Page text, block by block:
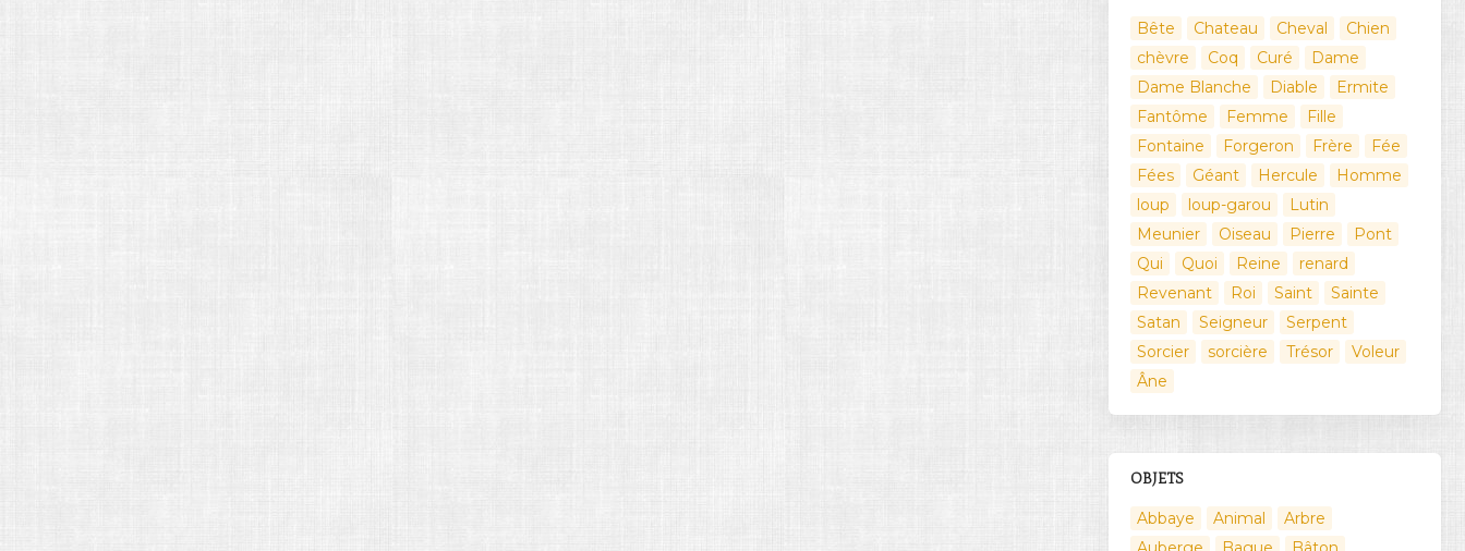
Bête Chateau Cheval
Chien
chèvre
Coq Curé
Dame
Dame Blanche
Diable
Ermite
Fantôme
Femme
Fille
Fontaine
Forgeron Frère
Fée
Fées
Géant Hercule
Homme
loup
loup-garou
Lutin
Meunier
Oiseau Pierre
Pont
Qui
Quoi Reine
renard
Revenant
Roi Saint
Sainte
Satan
Seigneur
Serpent
Sorcier
sorcière Trésor
Voleur
Âne
OBJETS
Abbaye Animal
Arbre